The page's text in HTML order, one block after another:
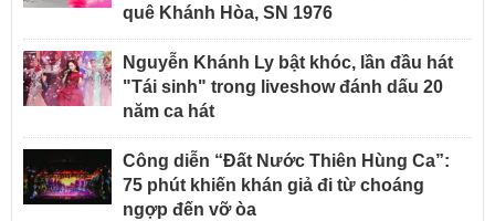
quê Khánh Hòa, SN 1976
Nguyễn Khánh Ly bật khóc, lần đầu hát
"Tái sinh" trong liveshow đánh dấu 20
năm ca hát
Công diễn “Đất Nước Thiên Hùng Ca”:
75 phút khiến khán giả đi từ choáng
ngợp đến vỡ òa